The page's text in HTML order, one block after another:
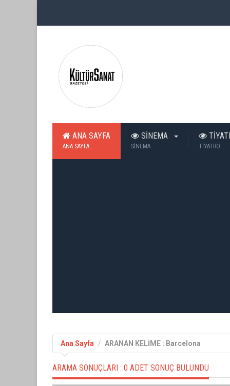
ANA SAYFA
ANA SAYFA
SİNEMA
SİNEMA TİYATRO
Ana Sayfa ARANAN KELİME : Barcelona
ARAMA SONUÇLARI : 0 ADET SONUÇ BULUNDU